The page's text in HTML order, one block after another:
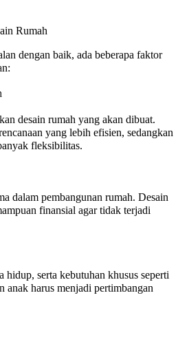
Rumah
dengan baik, ada beberapa faktor
desain rumah yang akan dibuat.
yang lebih efisien, sedangkan
fleksibilitas.
dalam pembangunan rumah. Desain
finansial agar tidak terjadi
hidup, serta kebutuhan khusus seperti
anak harus menjadi pertimbangan